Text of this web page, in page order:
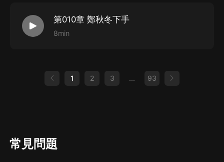
第010章 鄭秋冬下手
8min
1 2 3 ... 93
常見問題